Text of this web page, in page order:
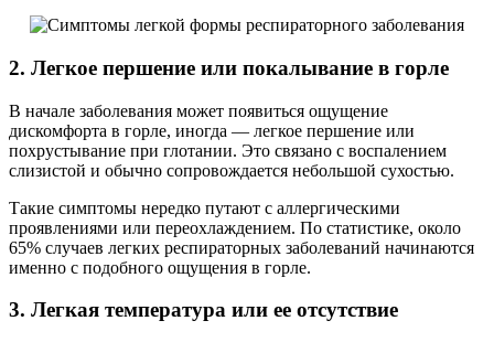
2. Легкое першение или покалывание в горле
В начале заболевания может появиться ощущение
дискомфорта в горле, иногда — легкое першение или
похрустывание при глотании. Это связано с воспалением
слизистой и обычно сопровождается небольшой сухостью.
Такие симптомы нередко путают с аллергическими
проявлениями или переохлаждением. По статистике, около
65% случаев легких респираторных заболеваний начинаются
именно с подобного ощущения в горле.
3. Легкая температура или ее отсутствие